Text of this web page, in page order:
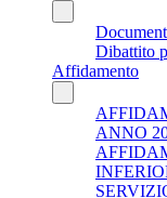
Dibattito
Affidamento
ANNO